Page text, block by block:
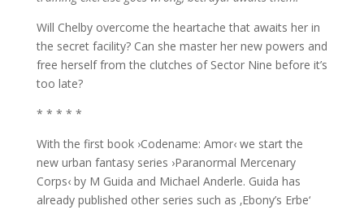
Will Chelby overcome the heartache that awaits her in
the secret facility? Can she master her new powers and
free herself from the clutches of Sector Nine before it’s
too late?
* * * * *
With the first book ›Codename: Amor‹ we start the
new urban fantasy series ›Paranormal Mercenary
Corps‹ by M Guida and Michael Anderle. Guida has
already published other series such as ‚Ebony’s Erbe‘